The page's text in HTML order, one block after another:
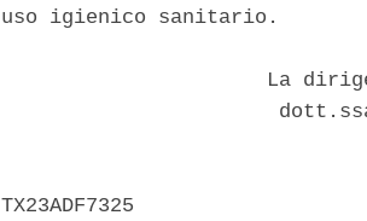
uso igienico sanitario.
La